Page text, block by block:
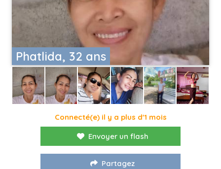
Phatlida, 32 ans
Connecté(e) il y a plus d'1 mois
Envoyer un flash
Partagez